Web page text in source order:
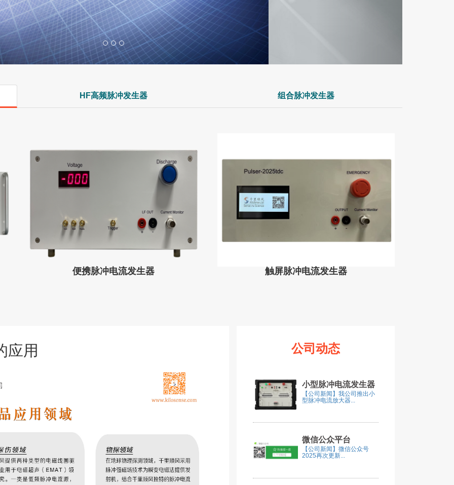
HF高频脉冲发生器 组合脉冲发生器
便携脉冲电流发生器 触屏脉冲电流发生器
应用 公司动态
小型脉冲电流发生器
【公司新闻】我公司推出小
型脉冲电流放大器...
微信公众平台
【公司新闻】微信公众号
2025再次更新...